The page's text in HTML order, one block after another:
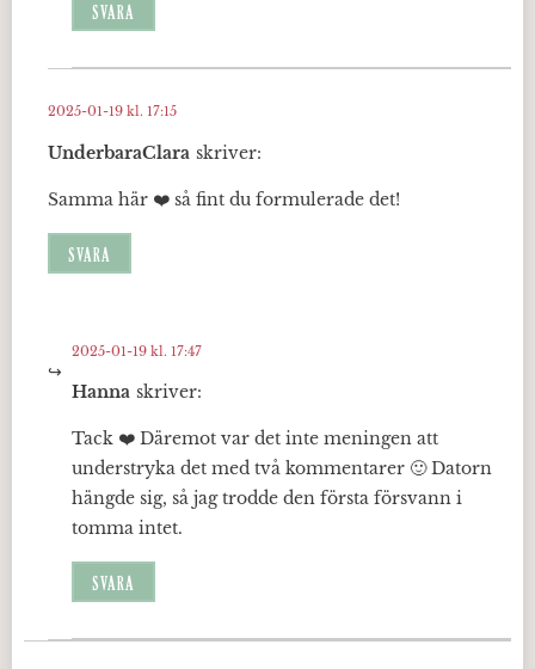
SVARA
UnderbaraClara skriver:
2025-01-19 kl. 17:15
Samma här ❤️ så fint du formulerade det!
SVARA
Hanna skriver:
2025-01-19 kl. 17:47
Tack ❤️ Däremot var det inte meningen att
understryka det med två kommentarer 🙂 Datorn
hängde sig, så jag trodde den första försvann i
tomma intet.
SVARA